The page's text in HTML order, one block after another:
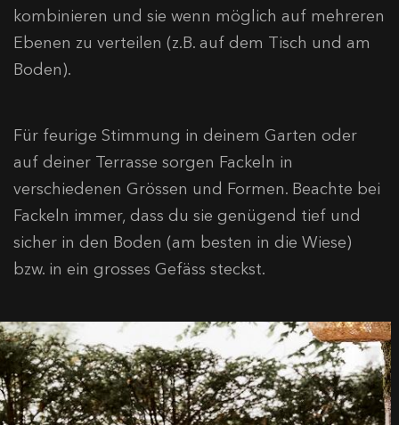
kombinieren und sie wenn möglich auf mehreren
Ebenen zu verteilen (z.B. auf dem Tisch und am
Boden).
Für feurige Stimmung in deinem Garten oder
auf deiner Terrasse sorgen Fackeln in
verschiedenen Grössen und Formen. Beachte bei
Fackeln immer, dass du sie genügend tief und
sicher in den Boden (am besten in die Wiese)
bzw. in ein grosses Gefäss steckst.